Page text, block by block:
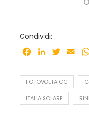
Condividi:
Facebook
LinkedInTwitter
FOTOVOLTAICO
ITALIA SOLARE